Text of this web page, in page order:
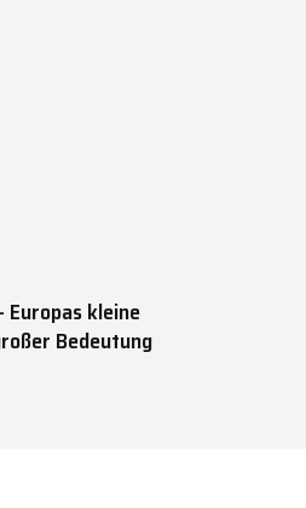
Europas kleine
Bedeutung